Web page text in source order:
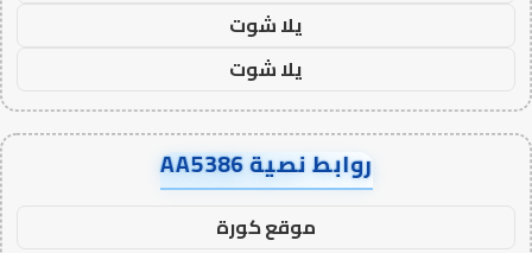
يلا شوت
يلا شوت
روابط نصية AA5386
موقع كورة